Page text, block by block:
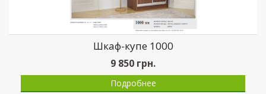
Шкаф-купе 1000
9 850 грн.
Подробнее